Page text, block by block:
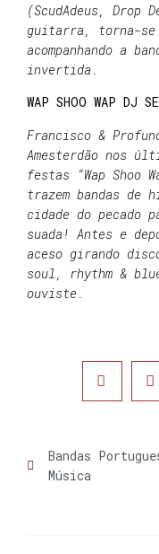
(ScudAdeus, Drop
guitarra, torna-se
acompanhando a
invertida.
WAP SHOO WAP DJ
Francisco &
Amesterdão nos
festas “Wap Shoo
trazem bandas de
cidade do pecado
suada! Antes e
aceso girando
soul, rhythm &
ouviste.
Bandas
Música